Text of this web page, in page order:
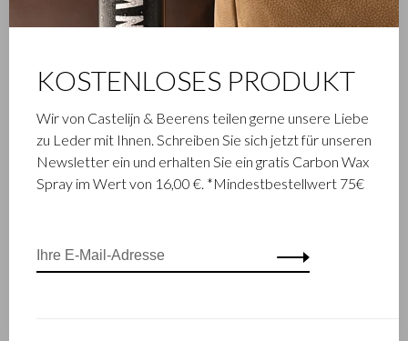
FAMILIENBETRIEB
Die im niederländischen Waalwijk ansässige Firma Castelijn &
Castelijn und Lederstanzer Marinus Beerens den Beschluss
KOSTENLOSES PRODUKT
Wir von Castelijn & Beerens teilen gerne unsere Liebe
zu Leder mit Ihnen. Schreiben Sie sich jetzt für unseren
Newsletter ein und erhalten Sie ein gratis Carbon Wax
Spray im Wert von 16,00 €. *Mindestbestellwert 75€